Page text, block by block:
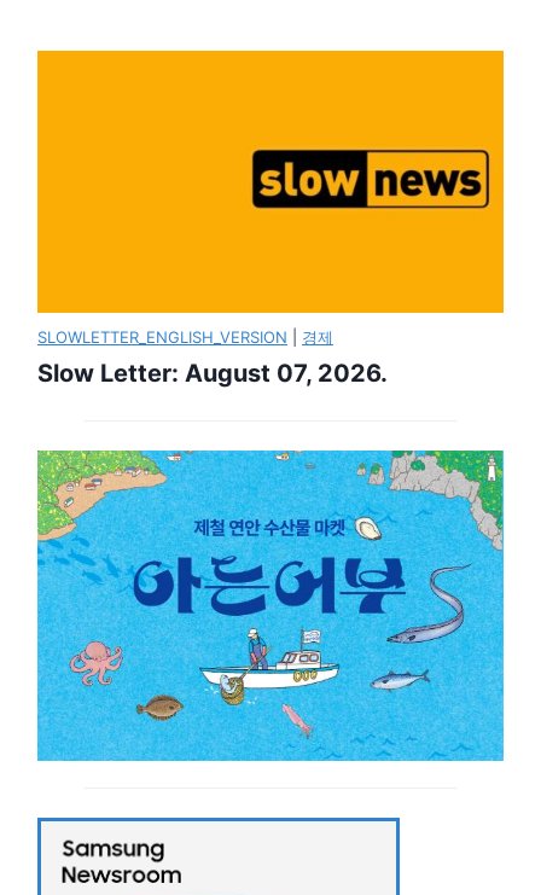
SLOWLETTER_ENGLISH_VERSION 경제
Slow Letter: August 07, 2026.